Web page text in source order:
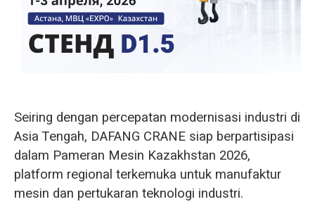
Seiring dengan percepatan modernisasi industri di
Asia Tengah, DAFANG CRANE siap berpartisipasi
dalam Pameran Mesin Kazakhstan 2026,
platform regional terkemuka untuk manufaktur
mesin dan pertukaran teknologi industri.